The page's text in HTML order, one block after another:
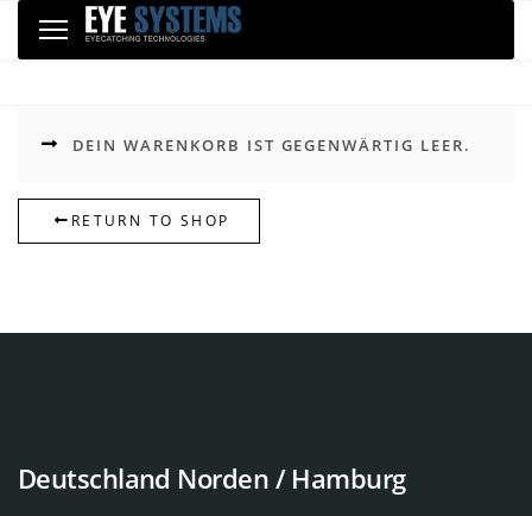
Skip
Toggle
navigation
DEIN WARENKORB IST GEGENWÄRTIG LEER.
RETURN TO SHOP
Deutschland Norden / Hamburg